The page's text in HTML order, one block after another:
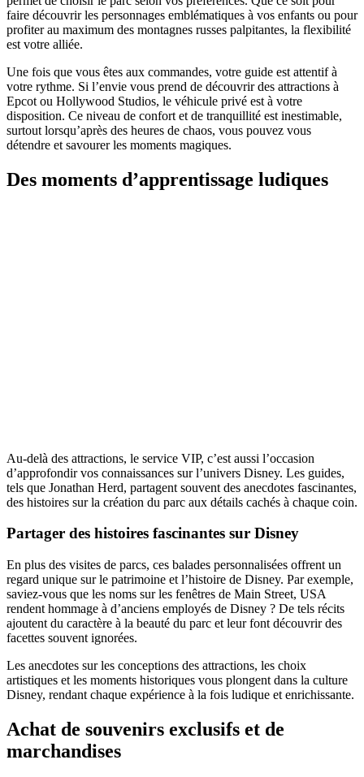
faire découvrir les personnages emblématiques à vos enfants ou pour
profiter au maximum des montagnes russes palpitantes, la flexibilité
est votre alliée.
Une fois que vous êtes aux commandes, votre guide est attentif à
votre rythme. Si l’envie vous prend de découvrir des attractions à
Epcot ou Hollywood Studios, le véhicule privé est à votre
disposition. Ce niveau de confort et de tranquillité est inestimable,
surtout lorsqu’après des heures de chaos, vous pouvez vous
détendre et savourer les moments magiques.
Des moments d’apprentissage ludiques
Au-delà des attractions, le service VIP, c’est aussi l’occasion
d’approfondir vos connaissances sur l’univers Disney. Les guides,
tels que Jonathan Herd, partagent souvent des anecdotes fascinantes,
des histoires sur la création du parc aux détails cachés à chaque coin.
Partager des histoires fascinantes sur Disney
En plus des visites de parcs, ces balades personnalisées offrent un
regard unique sur le patrimoine et l’histoire de Disney. Par exemple,
saviez-vous que les noms sur les fenêtres de Main Street, USA
rendent hommage à d’anciens employés de Disney ? De tels récits
ajoutent du caractère à la beauté du parc et leur font découvrir des
facettes souvent ignorées.
Les anecdotes sur les conceptions des attractions, les choix
artistiques et les moments historiques vous plongent dans la culture
Disney, rendant chaque expérience à la fois ludique et enrichissante.
Achat de souvenirs exclusifs et de
marchandises